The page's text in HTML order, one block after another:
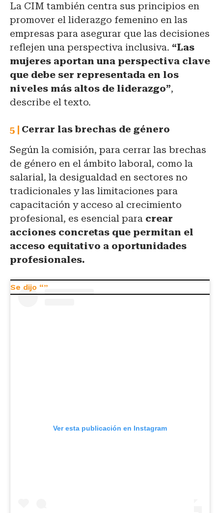
La CIM también centra sus principios en
promover el liderazgo femenino en las
empresas para asegurar que las decisiones
reflejen una perspectiva inclusiva. “Las
mujeres aportan una perspectiva clave
que debe ser representada en los
niveles más altos de liderazgo”,
describe el texto.
Cerrar las brechas de género
Según la comisión, para cerrar las brechas
de género en el ámbito laboral, como la
salarial, la desigualdad en sectores no
tradicionales y las limitaciones para
capacitación y acceso al crecimiento
profesional, es esencial para crear
acciones concretas que permitan el
acceso equitativo a oportunidades
profesionales.
Ver esta publicación en Instagram